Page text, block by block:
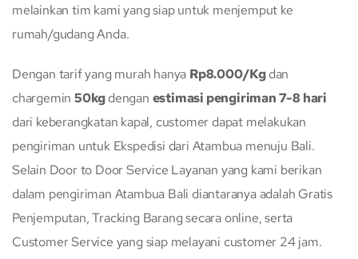
melainkan tim kami yang siap untuk menjemput ke
rumah/gudang Anda.
Dengan tarif yang murah hanya Rp8.000/Kgdan
chargemin50kgdengan estimasi pengiriman 7-8 hari
dari keberangkatan kapal, customer dapat melakukan
pengiriman untuk Ekspedisi dari Atambua menuju Bali.
Selain Door to Door Service Layanan yang kami berikan
dalam pengiriman Atambua Bali diantaranya adalah Gratis
Penjemputan, Tracking Barang secara online, serta
Customer Service yang siap melayani customer 24 jam.